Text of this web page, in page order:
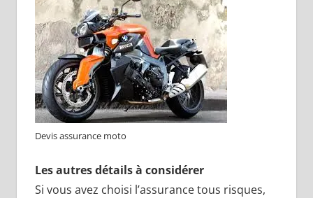
Devis assurance moto
Les autres détails à considérer
Si vous avez choisi l’assurance tous risques,